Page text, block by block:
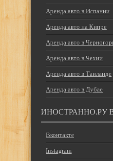
Аренда авто в Испании
Аренда авто на Кипре
Аренда авто в
Аренда авто в Чехии
Аренда авто в Таиланде
Аренда авто в Дубае
ИНОСТРАННО.РУ
Вконтакте
Instagram